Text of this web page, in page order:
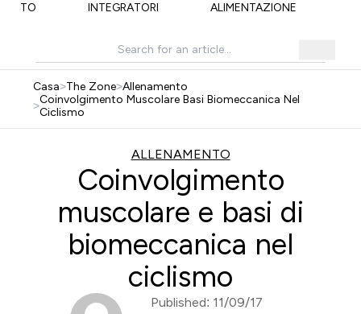
INTEGRATORI ALIMENTAZIONE
Casa>The Zone>Allenamento
>Coinvolgimento Muscolare Basi Biomeccanica Nel
Ciclismo
ALLENAMENTO
Coinvolgimento
muscolare e basi di
biomeccanica nel
ciclismo
Published: 11/09/17